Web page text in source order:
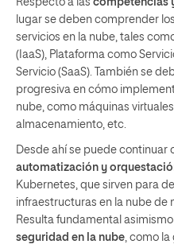
lugar se deben comprender
servicios en la nube, tales
(IaaS), Plataforma como
Servicio (SaaS). También se
progresiva en cómo
nube, como máquinas
almacenamiento, etc.
Desde ahí se puede continuar
automatización y
Kubernetes, que sirven para
infraestructuras en la nube de
Resulta fundamental
seguridad en la nube , como